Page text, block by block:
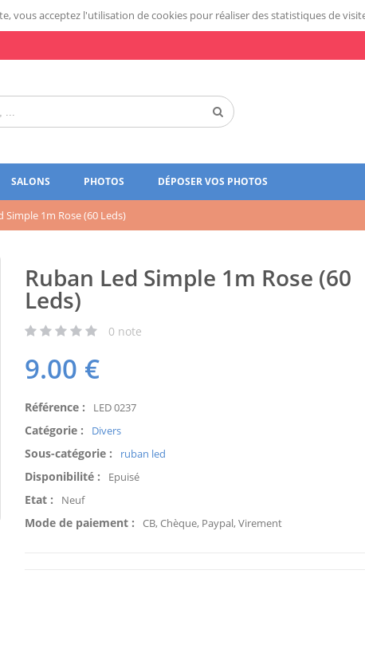
vous acceptez l'utilisation de cookies pour réaliser des statistiques de
SALONS PHOTOS DÉPOSER VOS PHOTOS
Simple 1m Rose (60 Leds)
Ruban Led Simple 1m Rose (60
Leds)
0 note
9.00 €
Référence : LED 0237
Catégorie : Divers
Sous-catégorie : ruban led
Disponibilité : Epuisé
Etat : Neuf
Mode de paiement : CB, Chèque, Paypal, Virement